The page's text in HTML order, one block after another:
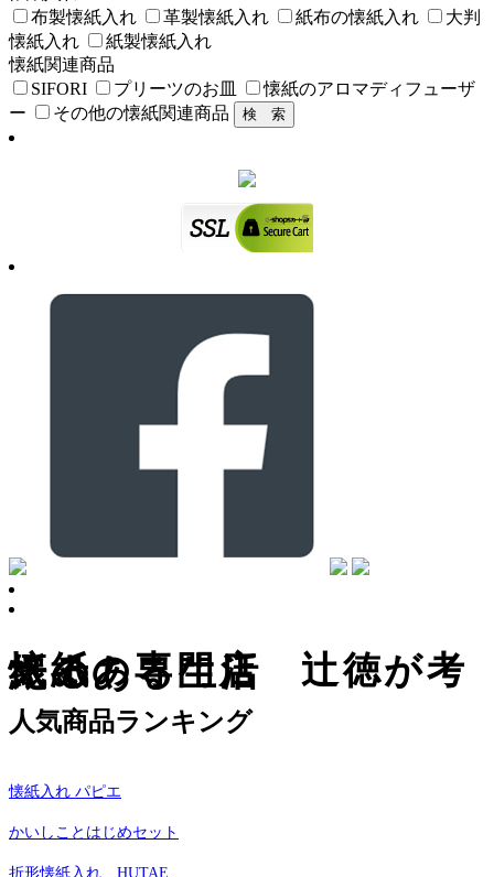
布製懐紙入れ
革製懐紙入れ 紙布の懐紙入れ
大判
懐紙入れ
紙製懐紙入れ
懐紙関連商品
SIFORI
プリーツのお皿
懐紙のアロマディフューザ
ー
その他の懐紙関連商品
懐紙の専門店 辻徳が考える
紙のある生活
人気商品ランキング
懐紙入れ パピエ
かいしことはじめセット
折形懐紙入れ HUTAE